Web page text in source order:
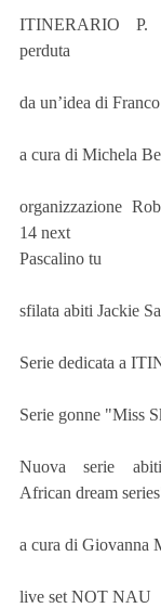
ITINERARIO P.
perduta
da un’idea di
a cura di Michela
organizzazione
14 next
Pascalino tu
sfilata abiti Jackie
Serie dedicata a
Serie gonne "Miss
Nuova serie
African dream
a cura di Giovanna
live set NOT NAU